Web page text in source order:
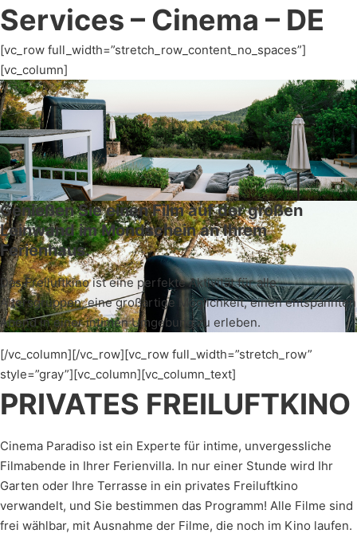
Services – Cinema – DE
[vc_row full_width=”stretch_row_content_no_spaces”]
[vc_column]
Genießen Sie einen Film auf der großen
Leinwand im Mondschein an Ihrem
Ferienhaus.
Das Freiluftkino ist eine perfekte Aktivität für alle
Altersgruppen, eine großartige Möglichkeit, einen entspannten
Abend in einer intimen Umgebung zu erleben.
[/vc_column][/vc_row][vc_row full_width=”stretch_row”
style=”gray”][vc_column][vc_column_text]
PRIVATES FREILUFTKINO
Cinema Paradiso ist ein Experte für intime, unvergessliche
Filmabende in Ihrer Ferienvilla. In nur einer Stunde wird Ihr
Garten oder Ihre Terrasse in ein privates Freiluftkino
verwandelt, und Sie bestimmen das Programm! Alle Filme sind
frei wählbar, mit Ausnahme der Filme, die noch im Kino laufen.